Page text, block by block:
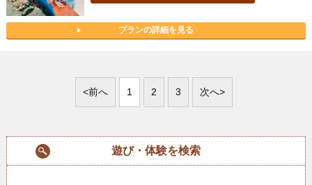
プランの詳細を見る
<前へ 1 2 3 次へ>
遊び・体験を検索